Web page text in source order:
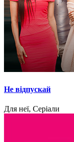
Не відпускай
Для неї, Серіали